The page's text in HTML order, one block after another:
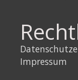
Impressum